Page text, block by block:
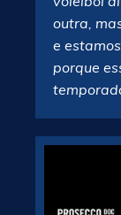
outra,
e
porque